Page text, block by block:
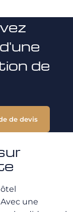
de
de devis
Avec une